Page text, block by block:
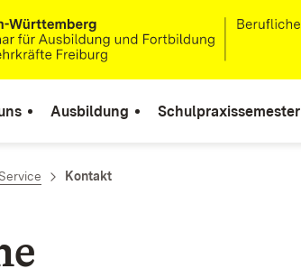
Ausbildung Schulpraxissemester
Service Kontakt